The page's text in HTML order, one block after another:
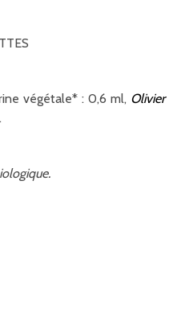
végétale* : 0,6 ml, Olivier